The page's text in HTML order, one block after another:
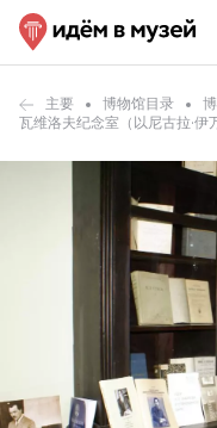
主要 博物馆目录
瓦维洛夫纪念室（以尼古拉·伊